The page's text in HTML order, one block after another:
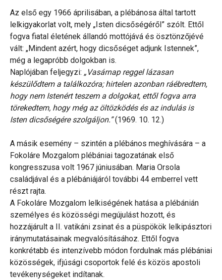
Az első egy 1966 áprilisában, a plébánosa által tartott
lelkigyakorlat volt, mely „Isten dicsőségéről” szólt. Ettől
fogva fiatal életének állandó mottójává és ösztönzőjévé
vált: „Mindent azért, hogy dicsőséget adjunk Istennek”,
még a legapróbb dolgokban is.
Naplójában feljegyzi: „Vasárnap reggel lázasan
készülődtem a találkozóra; hirtelen azonban ráébredtem,
hogy nem Istenért teszem a dolgokat, ettől fogva arra
törekedtem, hogy még az öltözködés és az indulás is
Isten dicsőségére szolgáljon.”(1969. 10. 12.)
A másik esemény – szintén a plébános meghívására – a
Fokoláre Mozgalom plébániai tagozatának első
kongresszusa volt 1967 júniusában. Maria Orsola
családjával és a plébániájáról további 44 emberrel vett
részt rajta.
A Fokoláre Mozgalom lelkiségének hatása a plébánián
személyes és közösségi megújulást hozott, és
hozzájárult a II. vatikáni zsinat és a püspökök lelkipásztori
iránymutatásainak megvalósításához. Ettől fogva
konkrétabb és intenzívebb módon fordulnak más plébániai
közösségek, ifjúsági csoportok felé és közös apostoli
tevékenységeket indítanak.